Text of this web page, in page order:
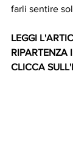
farli sentire
LEGGI
RIPARTENZA
CLICCA